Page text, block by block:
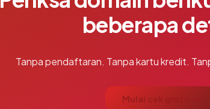
beberapa
Tanpa pendaftaran. Tanpa kartu kredit.
Mulai cek gratis →